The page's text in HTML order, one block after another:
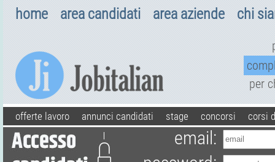
home area candidati area aziende chi
per
offerte lavoro annunci candidati stage concorsi corsi
email: